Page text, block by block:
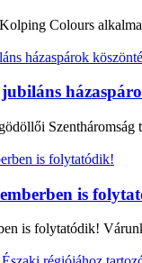
Kolping Colours
is
is folytatódik!